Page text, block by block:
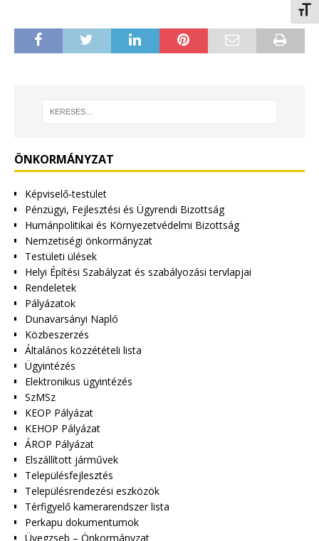
ÖNKORMÁNYZAT
Képviselő-testület
Pénzügyi, Fejlesztési és Ügyrendi Bizottság
Humánpolitikai és Környezetvédelmi Bizottság
Nemzetiségi önkormányzat
Testületi ülések
Helyi Építési Szabályzat és szabályozási tervlapjai
Rendeletek
Pályázatok
Dunavarsányi Napló
Közbeszerzés
Általános közzétételi lista
Ügyintézés
Elektronikus ügyintézés
SzMSz
KEOP Pályázat
KEHOP Pályázat
ÁROP Pályázat
Elszállított járművek
Településfejlesztés
Településrendezési eszközök
Térfigyelő kamerarendszer lista
Perkapu dokumentumok
Üvegzseb – Önkormányzat